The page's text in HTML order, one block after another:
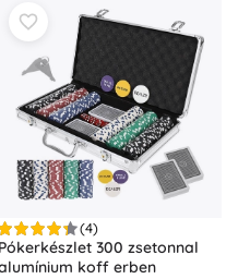
játékot? Vegye
játékosszámot, a témát, a
estékhez a családi és
a legjobbak; a
társas- és
illenek. A társasjátékok
szórakozástés közös
(4)
Pókerkészlet 300 zsetonnal
koff erben